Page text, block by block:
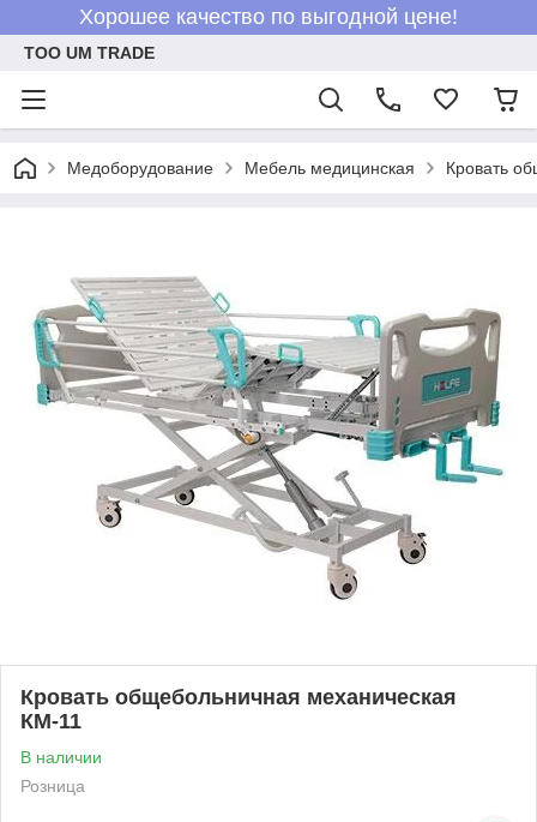
Хорошее качество по выгодной цене!
ТОО UM TRADE
Медоборудование Мебель медицинская Кровать
Кровать общебольничная механическая
КМ-11
В наличии
Розница